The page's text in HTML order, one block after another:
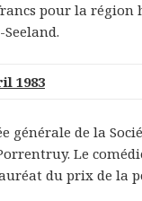
pour la région
1983
générale de la
Le
du prix de la